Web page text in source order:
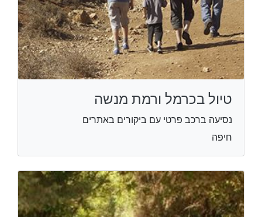
טיול בכרמל ורמת מנשה
נסיעה ברכב פרטי עם ביקורים באתרים
חיפה